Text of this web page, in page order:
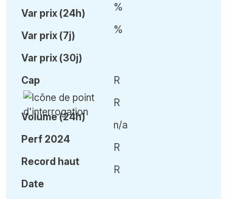
Var prix (24h)
Var prix (7j)
Var prix (30j)
%
%
Cap
Volume (24h)
Perf 2024
Record haut
Date
R
R
n/a
R
R